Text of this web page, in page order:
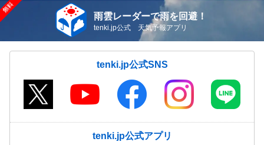
雨雲レーダーで雨を回避！
tenki.jp公式 天気予報アプリ
tenki.jp公式SNS
tenki.jp公式アプリ